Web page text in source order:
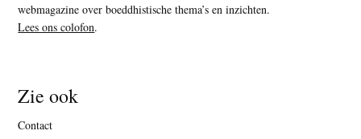
webmagazine over boeddhistische thema’s en inzichten.
Lees ons colofon.
Zie ook
Contact